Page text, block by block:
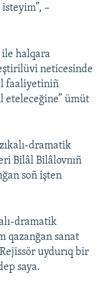
–
ile halqara
neticesinde
faaliyetiniñ
ümüt
dramatik
Bilâl Bilâlovnıñ
soñ işten
dramatik
qazanğan sanat
uydurıq bir
saya.